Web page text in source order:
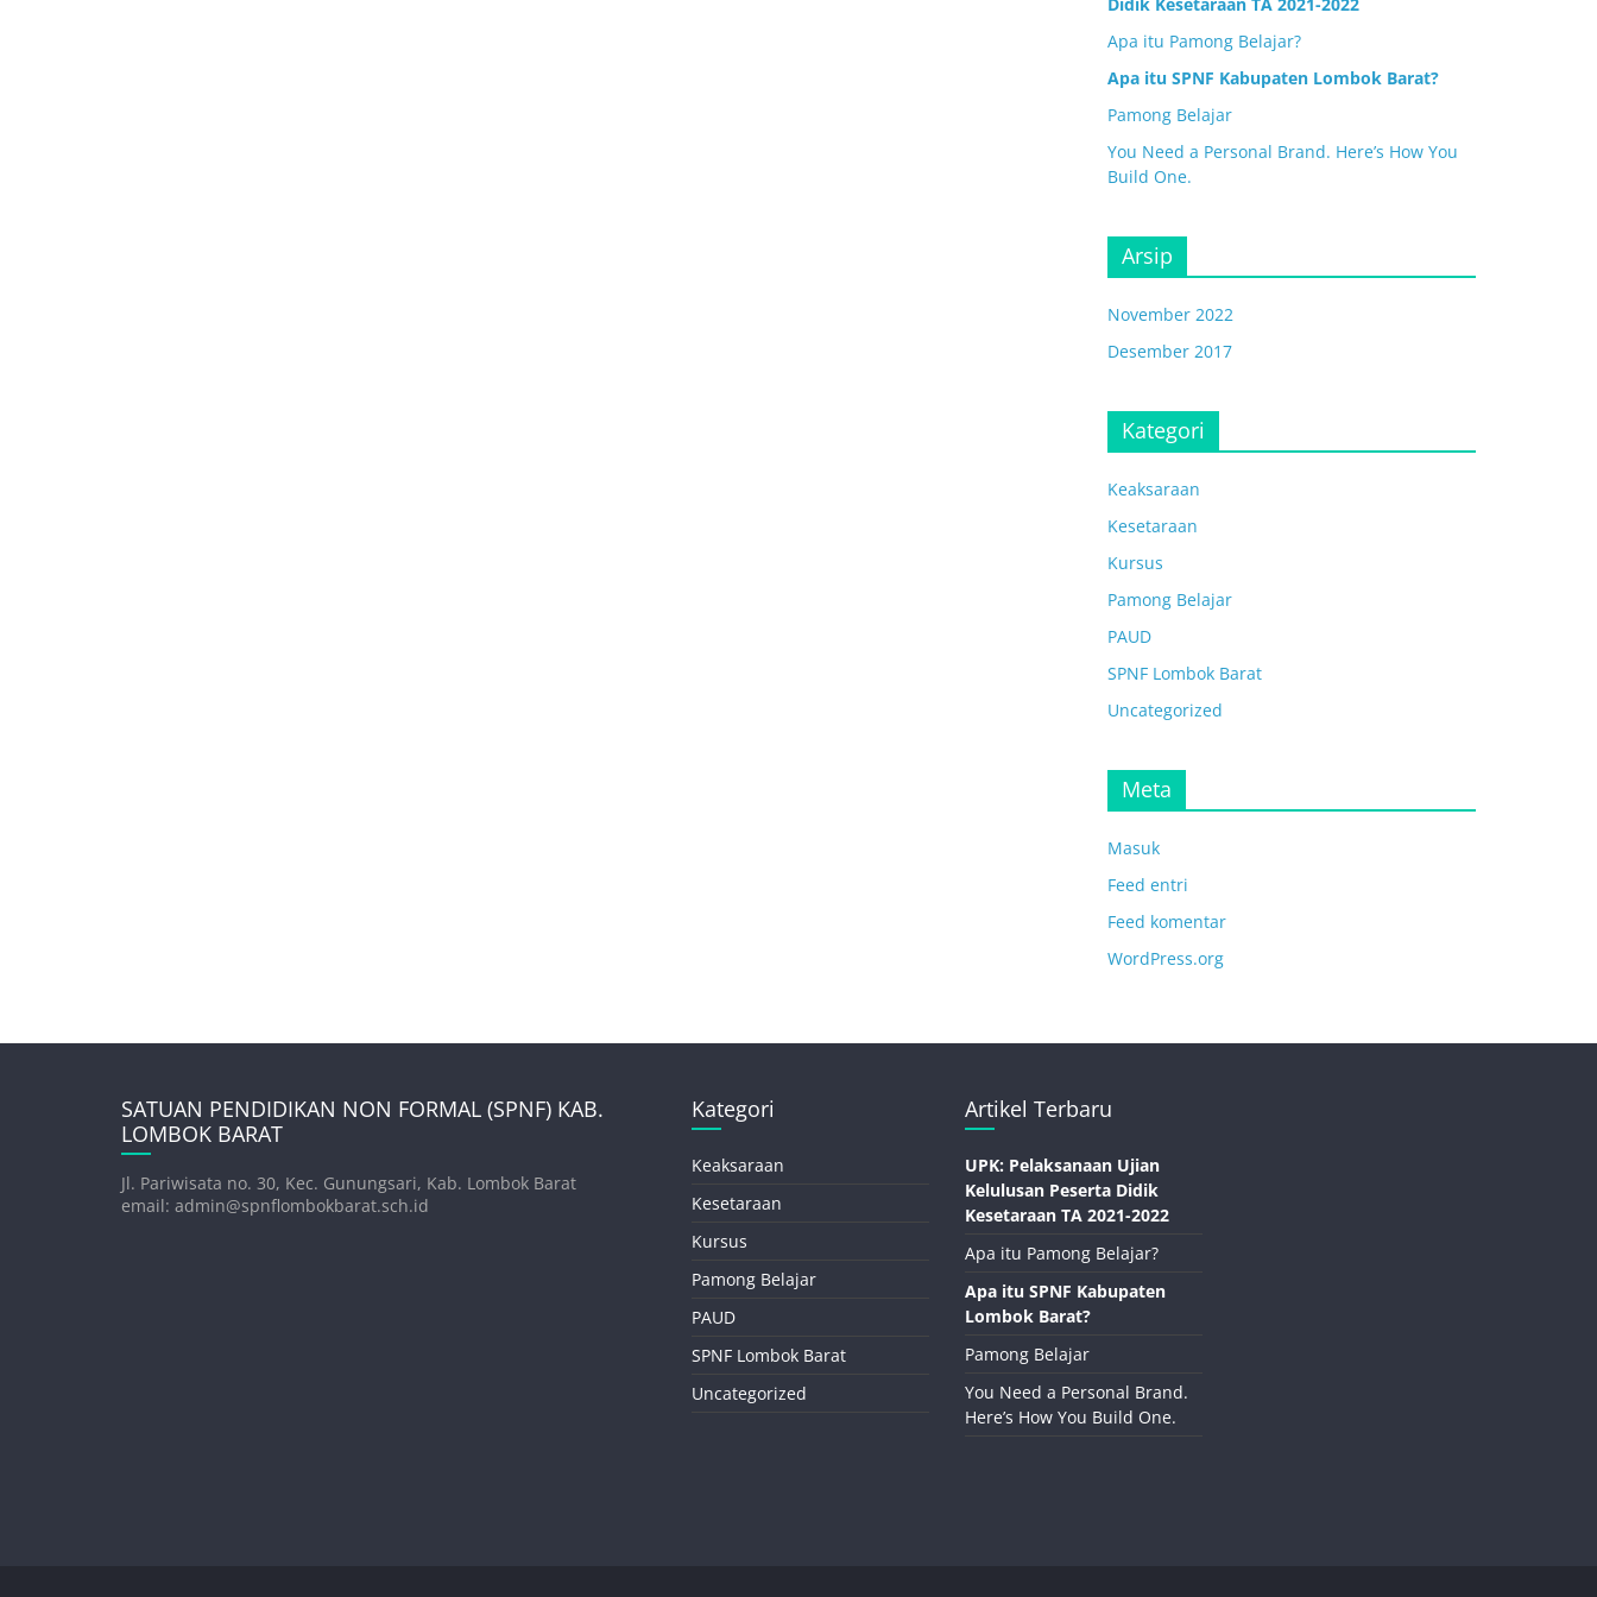
Apa itu Pamong Belajar?
Apa itu SPNF Kabupaten Lombok Barat?
Pamong Belajar
You Need a Personal Brand. Here’s How You
Build One.
Arsip
November 2022
Desember 2017
Kategori
Keaksaraan
Kesetaraan
Kursus
Pamong Belajar
PAUD
SPNF Lombok Barat
Uncategorized
Meta
Masuk
Feed entri
Feed komentar
WordPress.org
SATUAN PENDIDIKAN NON FORMAL (SPNF) KAB.
LOMBOK BARAT
Jl. Pariwisata no. 30, Kec. Gunungsari, Kab. Lombok Barat
email: admin@spnflombokbarat.sch.id
Kategori
Keaksaraan
Kesetaraan
Kursus
Pamong Belajar
PAUD
SPNF Lombok Barat
Uncategorized
Artikel Terbaru
UPK: Pelaksanaan Ujian
Kelulusan Peserta Didik
Kesetaraan TA 2021-2022
Apa itu Pamong Belajar?
Apa itu SPNF Kabupaten
Lombok Barat?
Pamong Belajar
You Need a Personal Brand.
Here’s How You Build One.